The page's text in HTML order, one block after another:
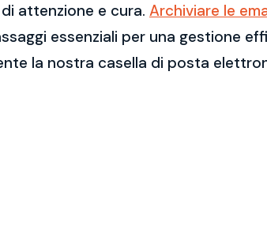
attenzione e cura. Archiviare le
essenziali per una gestione
la nostra casella di posta